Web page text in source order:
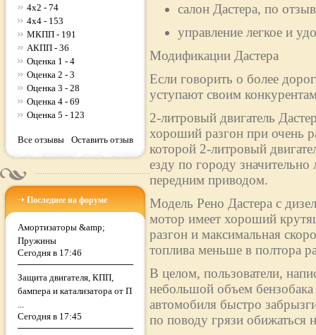
4x2 - 74
4x4 - 153
МКПП - 191
АКПП - 36
Оценка 1 - 4
Оценка 2 - 3
Оценка 3 - 28
Оценка 4 - 69
Оценка 5 - 123
Все отзывы Оставить отзыв
Последнее на форуме
Амортизаторы &amp;
Пружины
Сегодня в 17:46
Защита двигателя, КПП,
бампера и катализатора от П
...
Сегодня в 17:45
салон Дастера, по
управление легкое и
Модификации Дастера
Если говорить о более
уступают своим
2-литровый двигатель
хороший разгон при очень
которой 2-литровый
езду по городу
передним приводом.
Модель Рено Дастера с
мотор имеет хороший
разгон и максимальная
топлива меньше в полтора
В целом, пользователи,
небольшой объем бензобака
автомобиля быстро
по поводу грязи обижаться